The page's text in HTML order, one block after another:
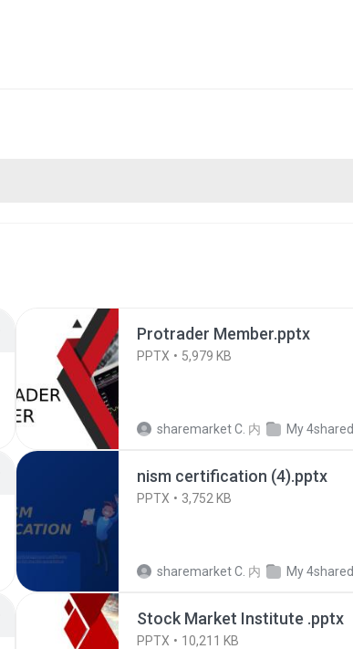
Protrader Member.pptx
PPTX 5,979 KB
sharemarket C. 内 My 4shared
nism certification (4).pptx
PPTX 3,752 KB
sharemarket C. 内 My 4shared
Stock Market Institute .pptx
PPTX 10,211 KB